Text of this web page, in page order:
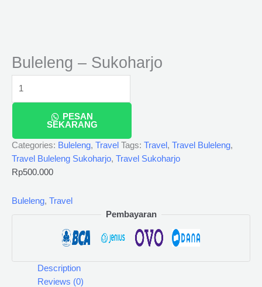
Buleleng – Sukoharjo
PESAN
SEKARANG
Categories: Buleleng, Travel Tags: Travel , Travel Buleleng,
Travel Buleleng Sukoharjo, Travel Sukoharjo
Rp500.000
Buleleng, Travel
Pembayaran
Description
Reviews (0)